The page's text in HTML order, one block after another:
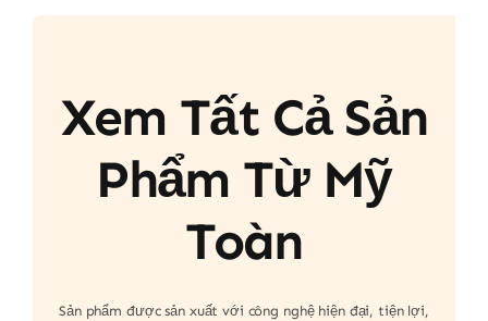
Xem Tất Cả Sản
Phẩm Từ Mỹ
Toàn
Sản phẩm được sản xuất với công nghệ hiện đại, tiện lợi,